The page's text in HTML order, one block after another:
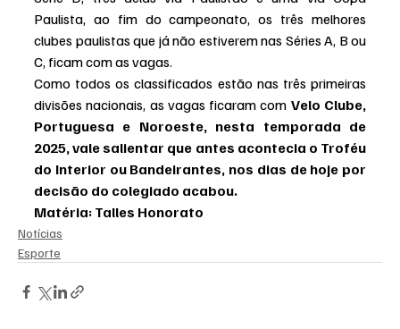
Paulista, ao fim do campeonato, os três melhores
clubes paulistas que já não estiverem nas Séries A, B ou
C, ficam com as vagas.
Como todos os classificados estão nas três primeiras
divisões nacionais, as vagas ficaram com Velo Clube,
Portuguesa e Noroeste, nesta temporada de
2025, vale salientar que antes acontecia o Troféu
do Interior ou Bandeirantes, nos dias de hoje por
decisão do colegiado acabou.
Matéria: Talles Honorato
Notícias
Esporte